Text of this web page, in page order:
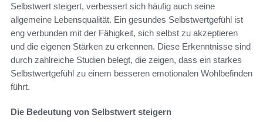
Selbstwert steigert, verbessert sich häufig auch seine
allgemeine Lebensqualität. Ein gesundes Selbstwertgefühl ist
eng verbunden mit der Fähigkeit, sich selbst zu akzeptieren
und die eigenen Stärken zu erkennen. Diese Erkenntnisse sind
durch zahlreiche Studien belegt, die zeigen, dass ein starkes
Selbstwertgefühl zu einem besseren emotionalen Wohlbefinden
führt.
Die Bedeutung von Selbstwert steigern